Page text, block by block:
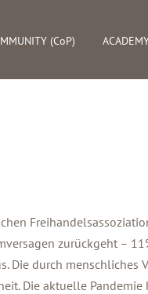
(CoP)
zurückgeht –
durch menschliches
Die aktuelle Pandemie